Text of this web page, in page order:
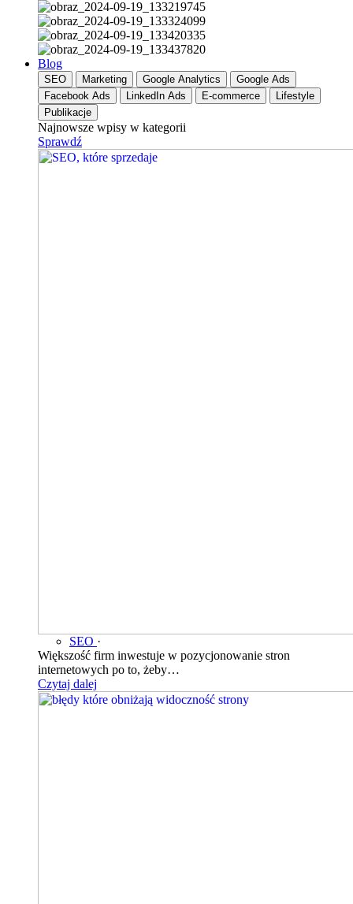
Blog
SEO Marketing Google Analytics
Google Ads
Facebook Ads
LinkedIn Ads E-commerce
Lifestyle
Publikacje
Najnowsze wpisy w kategorii
Sprawdź
SEO ·
Większość firm inwestuje w pozycjonowanie stron
internetowych po to, żeby…
Czytaj dalej